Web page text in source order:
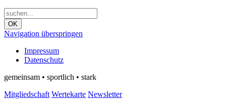
OK
Navigation überspringen
Impressum
Datenschutz
gemeinsam • sportlich • stark
Mitgliedschaft Wertekarte Newsletter